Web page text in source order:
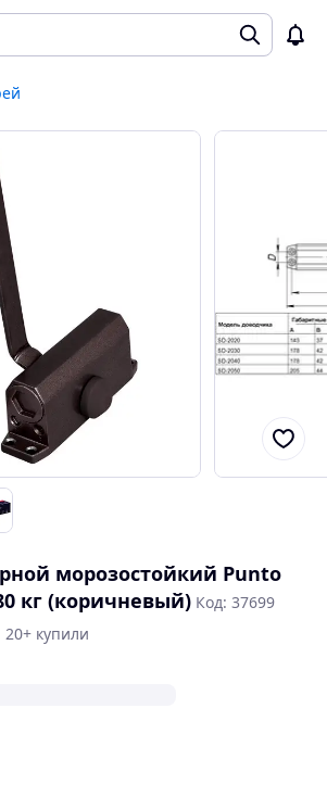
морозостойкий Punto
кг (коричневый) Код: 37699
20+ купили